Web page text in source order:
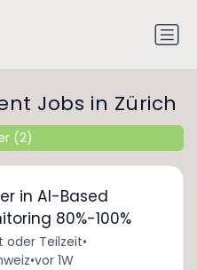
Jobs in Zürich
in AI-Based
80%-100%
oder Teilzeit•
•vor 1W
(2)